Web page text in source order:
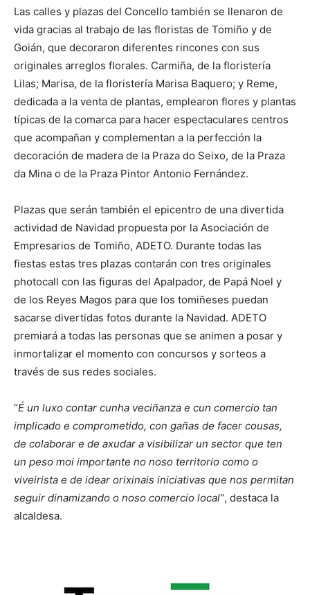
Las calles y plazas del Concello también se llenaron de
vida gracias al trabajo de las floristas de Tomiño y de
Goián, que decoraron diferentes rincones con sus
originales arreglos florales. Carmiña, de la floristería
Lilas; Marisa, de la floristería Marisa Baquero; y Reme,
dedicada a la venta de plantas, emplearon flores y plantas
típicas de la comarca para hacer espectaculares centros
que acompañan y complementan a la perfección la
decoración de madera de la Praza do Seixo, de la Praza
da Mina o de la Praza Pintor Antonio Fernández.
Plazas que serán también el epicentro de una divertida
actividad de Navidad propuesta por la Asociación de
Empresarios de Tomiño, ADETO. Durante todas las
fiestas estas tres plazas contarán con tres originales
photocall con las figuras del Apalpador, de Papá Noel y
de los Reyes Magos para que los tomiñeses puedan
sacarse divertidas fotos durante la Navidad. ADETO
premiará a todas las personas que se animen a posar y
inmortalizar el momento con concursos y sorteos a
través de sus redes sociales.
“É un luxo contar cunha veciñanza e cun comercio tan
implicado e comprometido, con gañas de facer cousas,
de colaborar e de axudar a visibilizar un sector que ten
un peso moi importante no noso territorio como o
viveirista e de idear orixinais iniciativas que nos permitan
seguir dinamizando o noso comercio local”, destaca la
alcaldesa.